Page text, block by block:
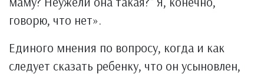
говорю, что нет».
Единого мнения по вопросу, когда и как
следует сказать ребенку, что он усыновлен,